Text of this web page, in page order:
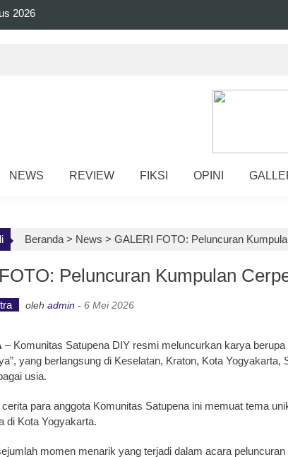
2026
NEWS REVIEW FIKSI OPINI
Beranda > News > GALERI FOTO: Peluncuran
Peluncuran Kumpulan
oleh admin - 6 Mei 2026
– Komunitas Satupena DIY resmi meluncurkan karya
yang berlangsung di Keselatan, Kraton, Kota
usia.
para anggota Komunitas Satupena ini memuat tema
di Kota Yogyakarta.
momen menarik yang terjadi dalam acara